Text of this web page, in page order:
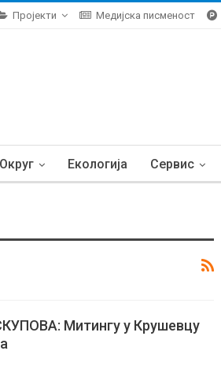
Пројекти Медијска писменост
Округ Екологија Сервис
Митингу у Крушевцу